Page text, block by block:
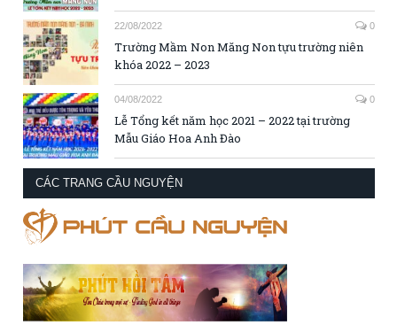
22/08/2022 0
Trường Mầm Non Măng Non tựu trường niên
khóa 2022 – 2023
04/08/2022 0
Lễ Tổng kết năm học 2021 – 2022 tại trường
Mẫu Giáo Hoa Anh Đào
CÁC TRANG CẦU NGUYỆN